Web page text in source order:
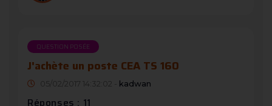
QUESTION POSÉE
J'achète un poste CEA TS 160
05/02/2017 14:32:02 - kadwan
Réponses : 11